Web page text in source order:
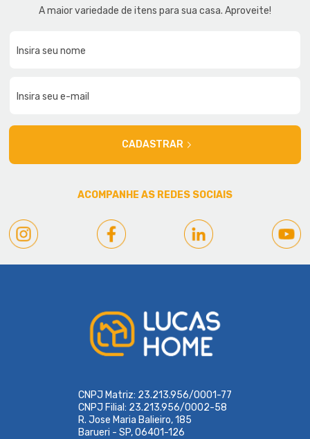
A maior variedade de itens para sua casa. Aproveite!
CADASTRAR
ACOMPANHE AS REDES SOCIAIS
CNPJ Matriz: 23.213.956/0001-77
CNPJ Filial: 23.213.956/0002-58
R. Jose Maria Balieiro, 185
Barueri - SP, 06401-126